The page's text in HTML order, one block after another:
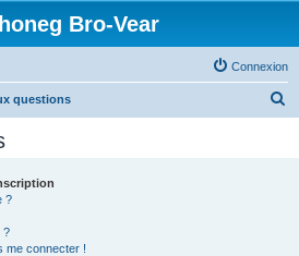
Bro-Vear
Connexion
questions
?
?
me connecter !